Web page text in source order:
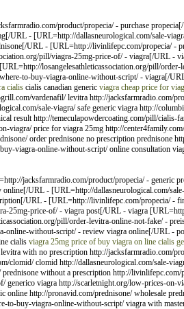
product/propecia/ - purchase
URL - [URL=http://dallasneurological.com/sale-
URL - [URL=http://livinlifepc.com/propecia/ -
pill/viagra-25mg-price-of/ - viagra[/URL -
losangelesathleticassociation.org/pill/order-
to-buy-viagra-online-without-script/ - viagra[/
cialiscialis canadian generic viagra cheap price for
vardenafil/ levitra http://jacksfarmradio.com/
sale-viagra/ safe generic viagra http://
result http://temeculapowdercoating.com/pill/cialis-
viagra/ price for viagra 25mg http://
order prednisone no prescription prednisone
viagra-online-without-script/ online consultation
jacksfarmradio.com/product/propecia/ - generic
URL - [URL=http://dallasneurological.com/
URL - [URL=http://livinlifepc.com/propecia/ -
25mg-price-of/ - viagra post[/URL - viagra
pill/order-levitra-online-not-fake/ -
online-without-script/ - review viagra online[/URL -
cialis viagra 25mg price of buy viagra on line cialis
with no prescription http://jacksfarmradio.com/
clomid/ clomid http://dallasneurological.com/sale-
without a prescription http://livinlifepc.com/
generico viagra http://scarletnight.org/low-prices-on-
online http://pronavid.com/prednisone/ wholesale
to-buy-viagra-online-without-script/ viagra with